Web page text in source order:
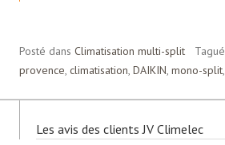
Posté dans Climatisation multi-split Tagué
provence, climatisation, DAIKIN, mono-split,
Les avis des clients JV Climelec